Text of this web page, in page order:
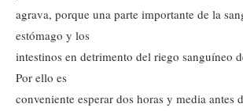
agrava, porque una parte importante de la
estómago y los
intestinos en detrimento del riego sanguíneo
Por ello es
conveniente esperar dos horas y media antes